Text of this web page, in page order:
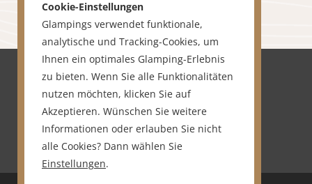
Cookie-Einstellungen
Glampings verwendet funktionale,
analytische und Tracking-Cookies, um
Ihnen ein optimales Glamping-Erlebnis
zu bieten. Wenn Sie alle Funktionalitäten
nutzen möchten, klicken Sie auf
Akzeptieren. Wünschen Sie weitere
Informationen oder erlauben Sie nicht
alle Cookies? Dann wählen Sie
Einstellungen.